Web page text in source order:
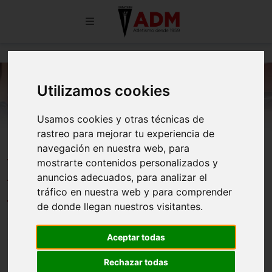
Utilizamos cookies
Usamos cookies y otras técnicas de
rastreo para mejorar tu experiencia de
navegación en nuestra web, para
mostrarte contenidos personalizados y
anuncios adecuados, para analizar el
tráfico en nuestra web y para comprender
de donde llegan nuestros visitantes.
Aceptar todas
Rechazar todas
Felistus Ebei, bronce en
combinadas en el Campeonato de
Madrid Sub-14
22/05/2025